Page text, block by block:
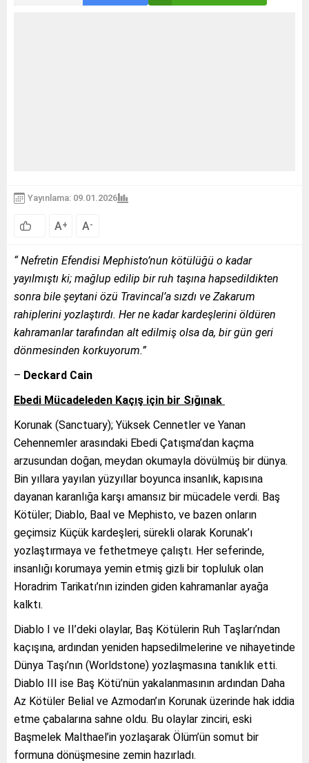
Yayınlama: 09.01.2026
A+ A-
“ Nefretin Efendisi Mephisto’nun kötülüğü o kadar
yayılmıştı ki; mağlup edilip bir ruh taşına hapsedildikten
sonra bile şeytani özü Travincal’a sızdı ve Zakarum
rahiplerini yozlaştırdı. Her ne kadar kardeşlerini öldüren
kahramanlar tarafından alt edilmiş olsa da, bir gün geri
dönmesinden korkuyorum.”
– Deckard Cain
Ebedi Mücadeleden Kaçış için bir Sığınak
Korunak (Sanctuary); Yüksek Cennetler ve Yanan
Cehennemler arasındaki Ebedi Çatışma’dan kaçma
arzusundan doğan, meydan okumayla dövülmüş bir dünya.
Bin yıllara yayılan yüzyıllar boyunca insanlık, kapısına
dayanan karanlığa karşı amansız bir mücadele verdi. Baş
Kötüler; Diablo, Baal ve Mephisto, ve bazen onların
geçimsiz Küçük kardeşleri, sürekli olarak Korunak’ı
yozlaştırmaya ve fethetmeye çalıştı. Her seferinde,
insanlığı korumaya yemin etmiş gizli bir topluluk olan
Horadrim Tarikatı’nın izinden giden kahramanlar ayağa
kalktı.
Diablo I ve II’deki olaylar, Baş Kötülerin Ruh Taşları’ndan
kaçışına, ardından yeniden hapsedilmelerine ve nihayetinde
Dünya Taşı’nın (Worldstone) yozlaşmasına tanıklık etti.
Diablo III ise Baş Kötü’nün yakalanmasının ardından Daha
Az Kötüler Belial ve Azmodan’ın Korunak üzerinde hak iddia
etme çabalarına sahne oldu. Bu olaylar zinciri, eski
Başmelek Malthael’in yozlaşarak Ölüm’ün somut bir
formuna dönüşmesine zemin hazırladı.